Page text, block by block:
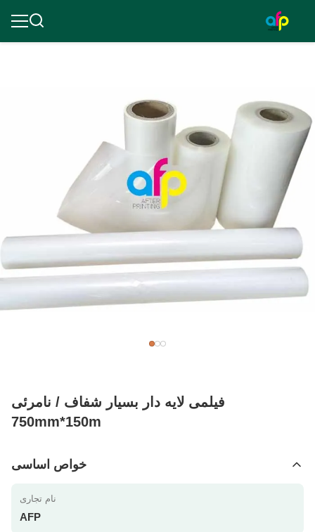
فیلمی لایه دار بسیار شفاف / نامرئی
750mm*150m
خواص اساسی
نام تجاری
AFP